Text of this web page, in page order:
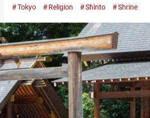
많은 참배객이 방문합니다. 『뱀의 날（Day
후 방문하는 것이 좋습니다. 헤비쿠보신사와
세기 후반부터 １４세기 전반에 걸친 가마쿠
올라갑니다. 가마쿠라 시대, 헤비쿠보신사에
그곳에는 백사가 살고 있었습니다. 하지만
장이 사라지고 백사는 거처를 잃게 됩니다.
유력자의 베개 곁에 백사가 나타나 원래의 거
라고 간청했다고 합니다. 그래서 연못을 파
를 세우고 백사를 맞이하여 모시기 시작했습
텐샤 사계절의 꽃이 떠오르는 쵸즈야 등 볼거
경내에 들어가기 전에 토리이 아래에서 한 번
Tokyo Religion Shinto Shrine